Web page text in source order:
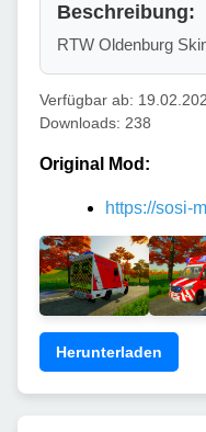
Beschreibung:
RTW Oldenburg
Verfügbar ab:
Downloads: 238
Original Mod:
https://sosi-
Herunterladen